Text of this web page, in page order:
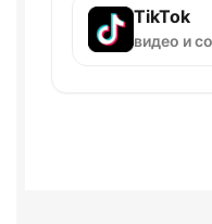
TikTok
видео и